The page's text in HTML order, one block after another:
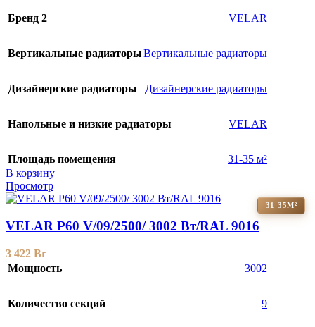
Бренд 2 VELAR
Вертикальные радиаторыВертикальные радиаторы
Дизайнерские радиаторы Дизайнерские радиаторы
Напольные и низкие радиаторы VELAR
Площадь помещения
31-35 м²
В корзину
Просмотр
31-35М²
VELAR P60 V/09/2500/ 3002 Bт/RAL 9016
3 422 Br
Мощность
3002
Количество секций 9